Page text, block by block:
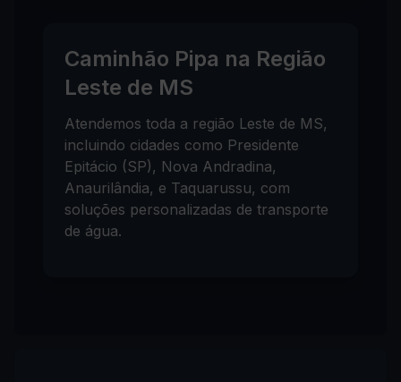
Caminhão Pipa na Região
Leste de MS
Atendemos toda a região Leste de MS,
incluindo cidades como Presidente
Epitácio (SP), Nova Andradina,
Anaurilândia, e Taquarussu, com
soluções personalizadas de transporte
de água.